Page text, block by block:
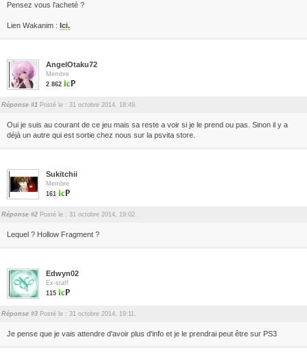
Pensez vous l'acheté ?
Lien Wakanim : Ici.
AngelOtaku72
Membre
2 862
Réponse #1 Posté le : 31 octobre 2014, 18:49.
Oui je suis au courant de ce jeu mais sa reste a voir si je le prend ou pas. Sinon il y a
déjà un autre qui est sortie chez nous sur la psvita store.
Sukitchii
Membre
161
Réponse #2 Posté le : 31 octobre 2014, 19:02.
Lequel ? Hollow Fragment ?
Edwyn02
Ex-staff
115
Réponse #3 Posté le : 31 octobre 2014, 19:11.
Je pense que je vais attendre d'avoir plus d'info et je le prendrai peut être sur PS3